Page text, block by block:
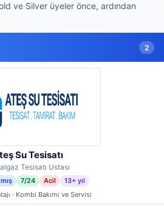
ve Silver üyeler önce, ardından
2
Su Tesisatı
Tesisatı Ustası
7/24 Acil
13+ yıl
· Kombi Bakımı ve Servisi